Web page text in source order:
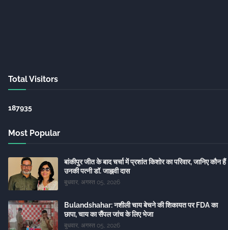
Total Visitors
187935
Most Popular
बांकीपुर जीत के बाद चर्चा में प्रशांत किशोर का परिवार, जानिए कौन हैं
उनकी पत्नी डॉ. जाह्नवी दास
बुधवार, अगस्त 05, 2026
Bulandshahar: नशीली चाय बेचने की शिकायत पर FDA का
छापा, चाय का सैंपल जांच के लिए भेजा
बुधवार, अगस्त 05, 2026